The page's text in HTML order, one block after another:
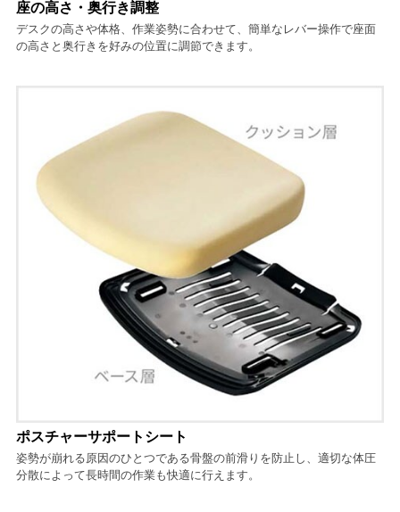
座の高さ・奥行き調整
デスクの高さや体格、作業姿勢に合わせて、簡単なレバー操作で座面
の高さと奥行きを好みの位置に調節できます。
ポスチャーサポートシート
姿勢が崩れる原因のひとつである骨盤の前滑りを防止し、適切な体圧
分散によって長時間の作業も快適に行えます。